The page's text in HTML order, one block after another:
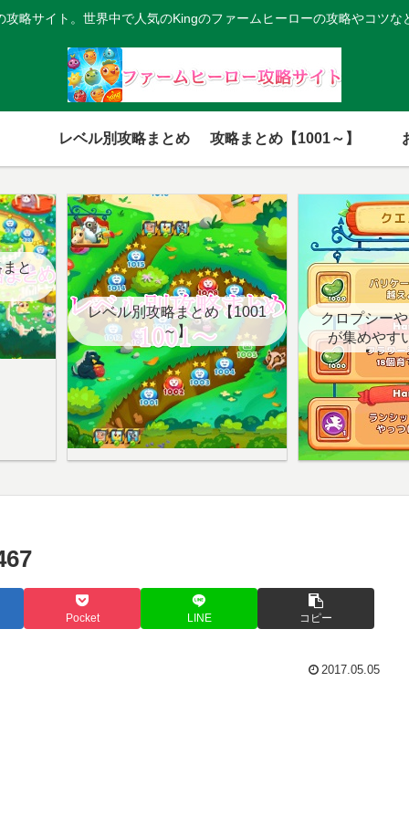
攻略サイト。世界中で人気のKingのファームヒーローの攻略やコツな
レベル別攻略まとめ 攻略まとめ【1001～】
と
レベル別攻略まとめ【1001
～】
クロプシー
が集めやす
【クエ
Pocket LINE コピー
2017.05.05